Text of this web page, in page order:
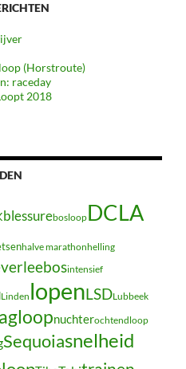
(Horstroute)
raceday
2018
blessurebosloopDCLA
halve marathonhelling
intensief
Linden lopenLSDLubbeek
nuchterochtendloop
Sequoiasnelheid